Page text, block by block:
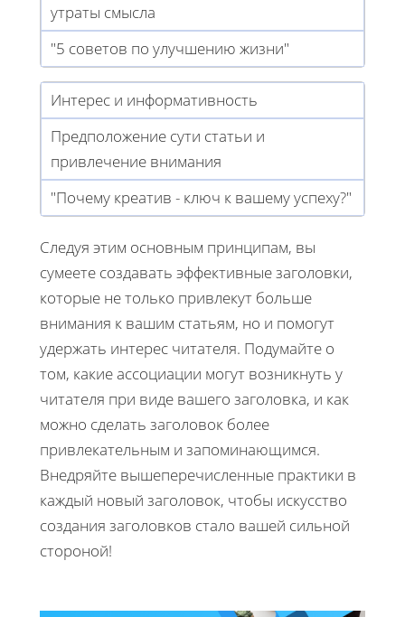
утраты смысла
"5 советов по улучшению жизни"
Интерес и информативность
Предположение сути статьи и
привлечение внимания
"Почему креатив - ключ к вашему успеху?"
Следуя этим основным принципам, вы
сумеете создавать эффективные заголовки,
которые не только привлекут больше
внимания к вашим статьям, но и помогут
удержать интерес читателя. Подумайте о
том, какие ассоциации могут возникнуть у
читателя при виде вашего заголовка, и как
можно сделать заголовок более
привлекательным и запоминающимся.
Внедряйте вышеперечисленные практики в
каждый новый заголовок, чтобы искусство
создания заголовков стало вашей сильной
стороной!